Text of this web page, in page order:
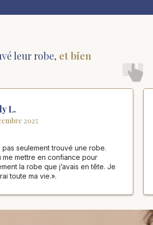
leur robe, et bien
L.
2025
pas seulement trouvé une robe.
me mettre en confiance pour
la robe que j’avais en tête. Je
toute ma vie.».